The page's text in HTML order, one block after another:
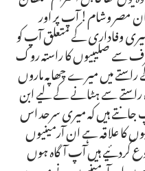
مصر وشام! آپ پر اور
وفاداری کے متعلق آپ کو
سے صلیبیوں کا راستہ روک
راستے میں میرے چھاپہ ماروں
راستے سے ہٹانے کے لیے ابن
ہیں کہ میری سرحد اس
کا علاقہ ہے ان آرمینیوں
کردئیے ہیں آپ آگاہ ہوں